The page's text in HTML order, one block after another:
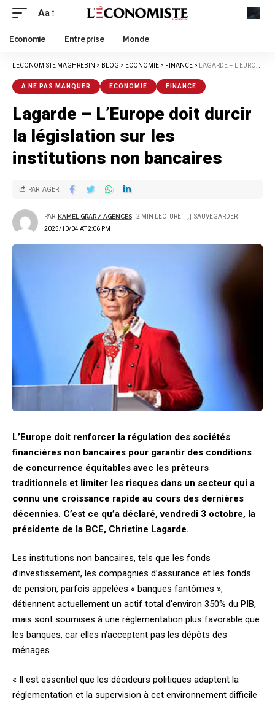
Aa
Economie Entreprise Monde
LECONOMISTE MAGHREBIN > BLOG > ECONOMIE > FINANCE > LAGARDE – L’EUROPE DOIT DURCIR LA LÉGISLATION SUR LES INSTITUTIONS NON BANCAIRES
A NE PAS MANQUER ECONOMIE FINANCE
Lagarde – L’Europe doit durcir
la législation sur les
institutions non bancaires
2025/10/04 AT 2:06 PM
PAR KAMEL GRAR / AGENCES 2 MIN LECTURE
PARTAGER
L’Europe doit renforcer la régulation des sociétés
financières non bancaires pour garantir des conditions
de concurrence équitables avec les prêteurs
traditionnels et limiter les risques dans un secteur qui a
connu une croissance rapide au cours des dernières
décennies. C’est ce qu’a déclaré, vendredi 3 octobre, la
présidente de la BCE, Christine Lagarde.
Les institutions non bancaires, tels que les fonds
d’investissement, les compagnies d’assurance et les fonds
de pension, parfois appelées « banques fantômes »,
détiennent actuellement un actif total d’environ 350% du PIB,
mais sont soumises à une réglementation plus favorable que
les banques, car elles n’acceptent pas les dépôts des
ménages.
« Il est essentiel que les décideurs politiques adaptent la
réglementation et la supervision à cet environnement difficile